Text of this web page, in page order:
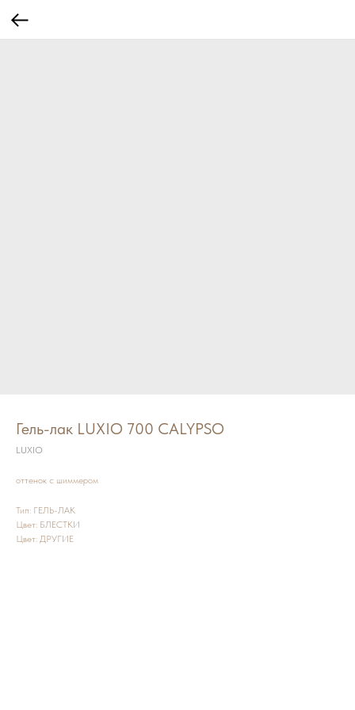
Гель-лак LUXIO 700 CALYPSO
LUXIO
оттенок с шиммером
Тип: ГЕЛЬ-ЛАК
Цвет: БЛЕСТКИ
Цвет: ДРУГИЕ